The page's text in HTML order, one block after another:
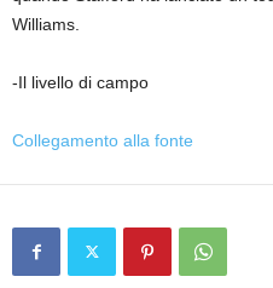
Williams.
-Il livello di campo
Collegamento alla fonte